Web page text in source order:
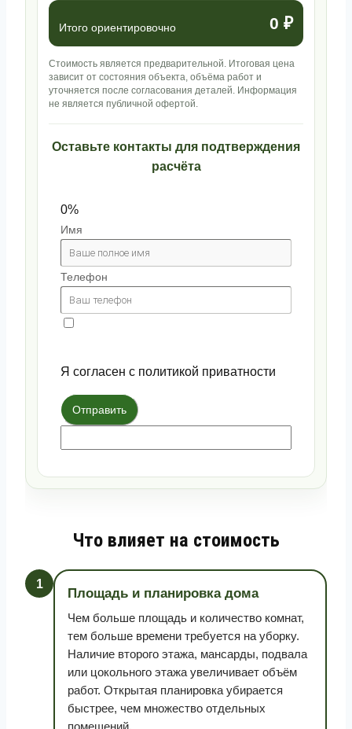
Итого ориентировочно 0 ₽
Стоимость является предварительной. Итоговая цена
зависит от состояния объекта, объёма работ и
уточняется после согласования деталей. Информация
не является публичной офертой.
Оставьте контакты для подтверждения
расчёта
0%
Имя
Телефон
Я согласен с политикой приватности
Отправить
Что влияет на стоимость
1
Площадь и планировка дома
Чем больше площадь и количество комнат,
тем больше времени требуется на уборку.
Наличие второго этажа, мансарды, подвала
или цокольного этажа увеличивает объём
работ. Открытая планировка убирается
быстрее, чем множество отдельных